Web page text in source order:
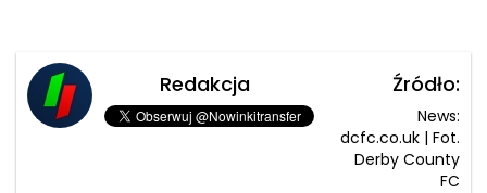
Redakcja Źródło:
News:
dcfc.co.uk | Fot.
Derby County
FC